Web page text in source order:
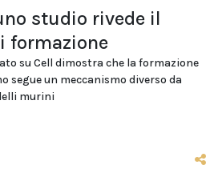
studio rivede il
formazione
su Cell dimostra che la formazione
segue un meccanismo diverso da
murini